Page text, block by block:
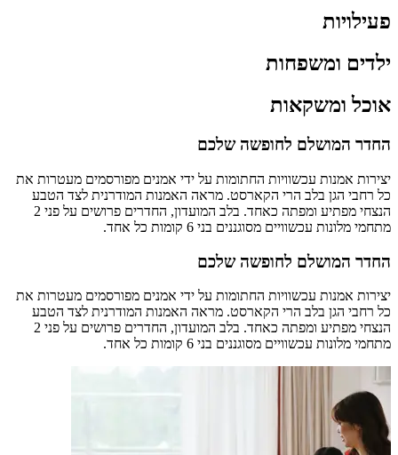
פעילויות
ילדים ומשפחות
אוכל ומשקאות
החדר המושלם לחופשה שלכם
יצירות אמנות עכשוויות החתומות על ידי אמנים מפורסמים מעטרות את
כל רחבי הגן בלב הרי הקארסט. מראה האמנות המודרנית לצד הטבע
הנצחי מפתיע ומפתה כאחד. בלב המועדון, החדרים פרושים על פני 2
מתחמי מלונות עכשוויים מסוגננים בני 6 קומות כל אחד.
החדר המושלם לחופשה שלכם
יצירות אמנות עכשוויות החתומות על ידי אמנים מפורסמים מעטרות את
כל רחבי הגן בלב הרי הקארסט. מראה האמנות המודרנית לצד הטבע
הנצחי מפתיע ומפתה כאחד. בלב המועדון, החדרים פרושים על פני 2
מתחמי מלונות עכשוויים מסוגננים בני 6 קומות כל אחד.